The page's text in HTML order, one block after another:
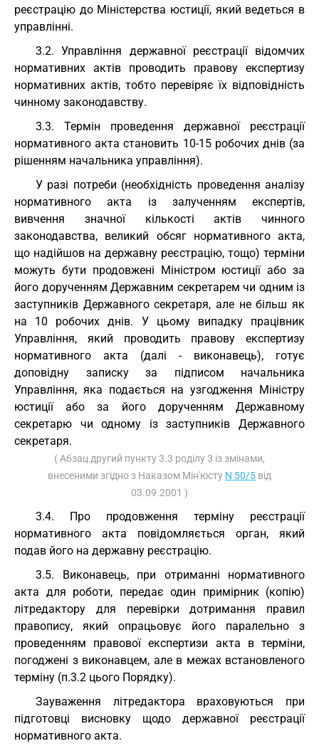
реєстрацію до Міністерства юстиції, який ведеться в
управлінні.
3.2. Управління державної реєстрації відомчих
нормативних актів проводить правову експертизу
нормативних актів, тобто перевіряє їх відповідність
чинному законодавству.
3.3. Термін проведення державної реєстрації
нормативного акта становить 10-15 робочих днів (за
рішенням начальника управління).
У разі потреби (необхідність проведення аналізу
нормативного акта із залученням експертів,
вивчення значної кількості актів чинного
законодавства, великий обсяг нормативного акта,
що надійшов на державну реєстрацію, тощо) терміни
можуть бути продовжені Міністром юстиції або за
його дорученням Державним секретарем чи одним із
заступників Державного секретаря, але не більш як
на 10 робочих днів. У цьому випадку працівник
Управління, який проводить правову експертизу
нормативного акта (далі - виконавець), готує
доповідну записку за підписом начальника
Управління, яка подається на узгодження Міністру
юстиції або за його дорученням Державному
секретарю чи одному із заступників Державного
секретаря.
( Абзац другий пункту 3.3 роділу 3 із змінами,
внесеними згідно з Наказом Мін'юсту N 50/5 від
03.09.2001 )
3.4. Про продовження терміну реєстрації
нормативного акта повідомляється орган, який
подав його на державну реєстрацію.
3.5. Виконавець, при отриманні нормативного
акта для роботи, передає один примірник (копію)
літредактору для перевірки дотримання правил
правопису, який опрацьовує його паралельно з
проведенням правової експертизи акта в терміни,
погоджені з виконавцем, але в межах встановленого
терміну (п.3.2 цього Порядку).
Зауваження літредактора враховуються при
підготовці висновку щодо державної реєстрації
нормативного акта.